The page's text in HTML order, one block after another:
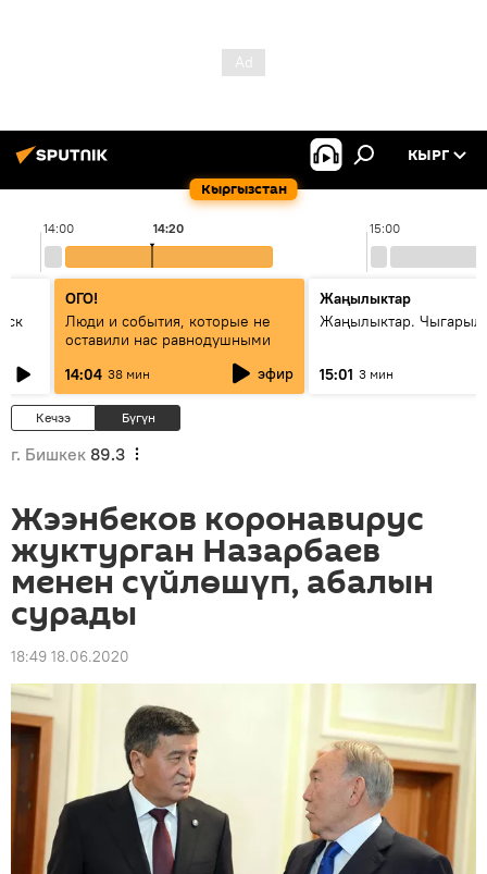
Кыргызстан
КЫРГ
14:00 15:00
14:20
ОГО!
Люди и события, которые не
оставили нас равнодушными
14:04 38 мин эфир
Жаңылыктар
Жаңылыктар.
15:01 3 мин
Кечээ Бүгүн
г. Бишкек 89.3
Жээнбеков коронавирус
жуктурган Назарбаев
менен сүйлөшүп, абалын
сурады
18:49 18.06.2020